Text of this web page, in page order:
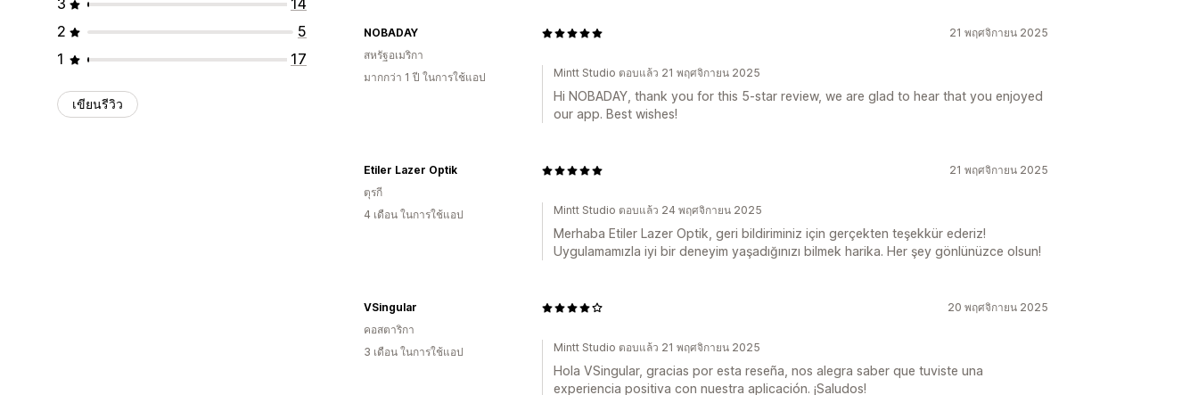
3
14
2
5
1
17
เขียนรีวิว
21 พฤศจิกายน 2025
NOBADAY
สหรัฐอเมริกา
มากกว่า 1 ปี ในการใช้แอป
Mintt Studio ตอบแล้ว 21 พฤศจิกายน 2025
Hi NOBADAY, thank you for this 5-star review, we are glad to hear that you enjoyed
our app. Best wishes!
21 พฤศจิกายน 2025
Etiler Lazer Optik
ตุรกี
4 เดือน ในการใช้แอป
Mintt Studio ตอบแล้ว 24 พฤศจิกายน 2025
Merhaba Etiler Lazer Optik, geri bildiriminiz için gerçekten teşekkür ederiz!
Uygulamamızla iyi bir deneyim yaşadığınızı bilmek harika. Her şey gönlünüzce olsun!
20 พฤศจิกายน 2025
VSingular
คอสตาริกา
3 เดือน ในการใช้แอป
Mintt Studio ตอบแล้ว 21 พฤศจิกายน 2025
Hola VSingular, gracias por esta reseña, nos alegra saber que tuviste una
experiencia positiva con nuestra aplicación. ¡Saludos!